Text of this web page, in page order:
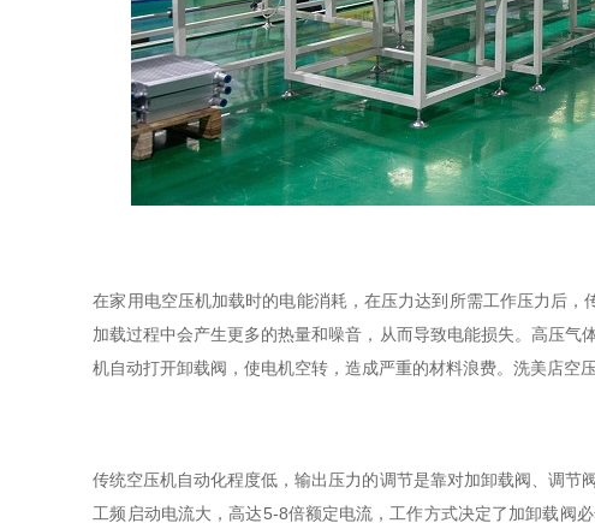
在家用电空压机加载时的电能消耗，在压力达到所需工作压力后
加载过程中会产生更多的热量和噪音，从而导致电能损失。高压
机自动打开卸载阀，使电机空转，造成严重的材料浪费。洗美店空
传统空压机自动化程度低，输出压力的调节是靠对加卸载阀、调
工频启动电流大，高达5-8倍额定电流，工作方式决定了加卸载阀